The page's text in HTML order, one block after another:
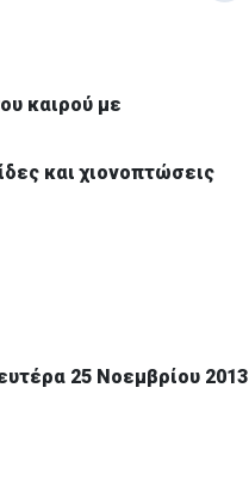
καιρού με
και χιονοπτώσεις
25 Νοεμβρίου 2013